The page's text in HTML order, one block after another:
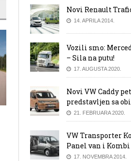
Porsche održava profitnu maržu
na više od 15 posto
Novi Renault
14. APRILA 2014.
Vozili smo:
– Sila na putu!
17. AUGUSTA 2020.
Novi VW Caddy
predstavljen sa
21. FEBRUARA 2020.
VW Transporter
Panel van i Kombi
17. NOVEMBRA 2014.